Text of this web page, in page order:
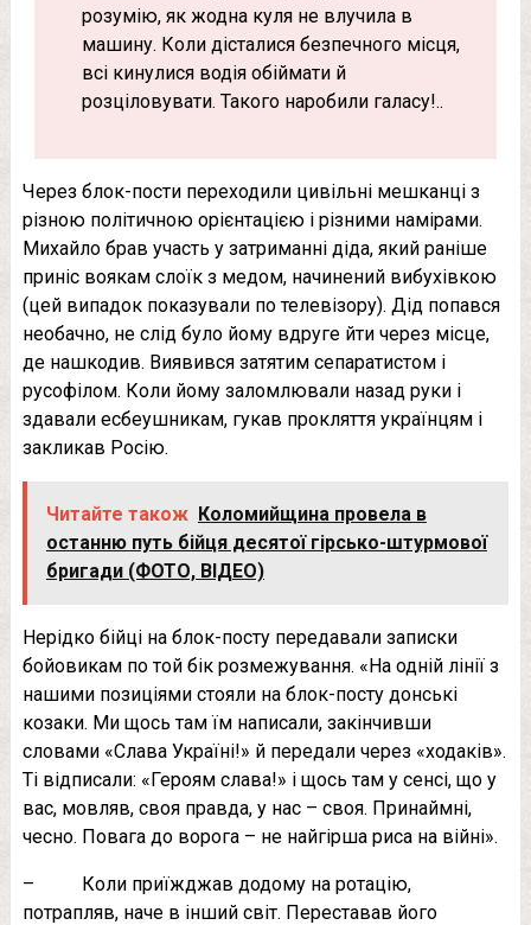
розумію, як жодна куля не влучила в
машину. Коли дісталися безпечного місця,
всі кинулися водія обіймати й
розціловувати. Такого наробили галасу!..
Через блок-пости переходили цивільні мешканці з
різною політичною орієнтацією і різними намірами.
Михайло брав участь у затриманні діда, який раніше
приніс воякам слоїк з медом, начинений вибухівкою
(цей випадок показували по телевізору). Дід попався
необачно, не слід було йому вдруге йти через місце,
де нашкодив. Виявився затятим сепаратистом і
русофілом. Коли йому заломлювали назад руки і
здавали есбеушникам, гукав прокляття українцям і
закликав Росію.
Читайте також Коломийщина провела в
останню путь бійця десятої гірсько-штурмової
бригади (ФОТО, ВІДЕО)
Нерідко бійці на блок-посту передавали записки
бойовикам по той бік розмежування. «На одній лінії з
нашими позиціями стояли на блок-посту донські
козаки. Ми щось там їм написали, закінчивши
словами «Слава Україні!» й передали через «ходаків».
Ті відписали: «Героям слава!» і щось там у сенсі, що у
вас, мовляв, своя правда, у нас – своя. Принаймні,
чесно. Повага до ворога – не найгірша риса на війні».
– Коли приїжджав додому на ротацію,
потрапляв, наче в інший світ. Переставав його